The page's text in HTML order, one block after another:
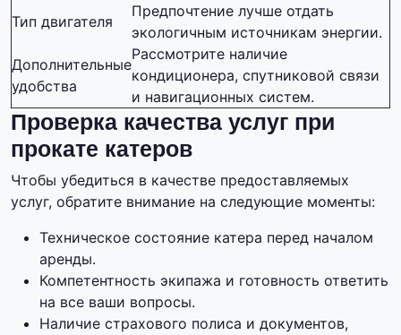
Тип двигателя
Предпочтение лучше отдать
экологичным источникам энергии.
Дополнительные
удобства
Рассмотрите наличие
кондиционера, спутниковой связи
и навигационных систем.
Проверка качества услуг при
прокате катеров
Чтобы убедиться в качестве предоставляемых
услуг, обратите внимание на следующие моменты:
Техническое состояние катера перед началом
аренды.
Компетентность экипажа и готовность ответить
на все ваши вопросы.
Наличие страхового полиса и документов,